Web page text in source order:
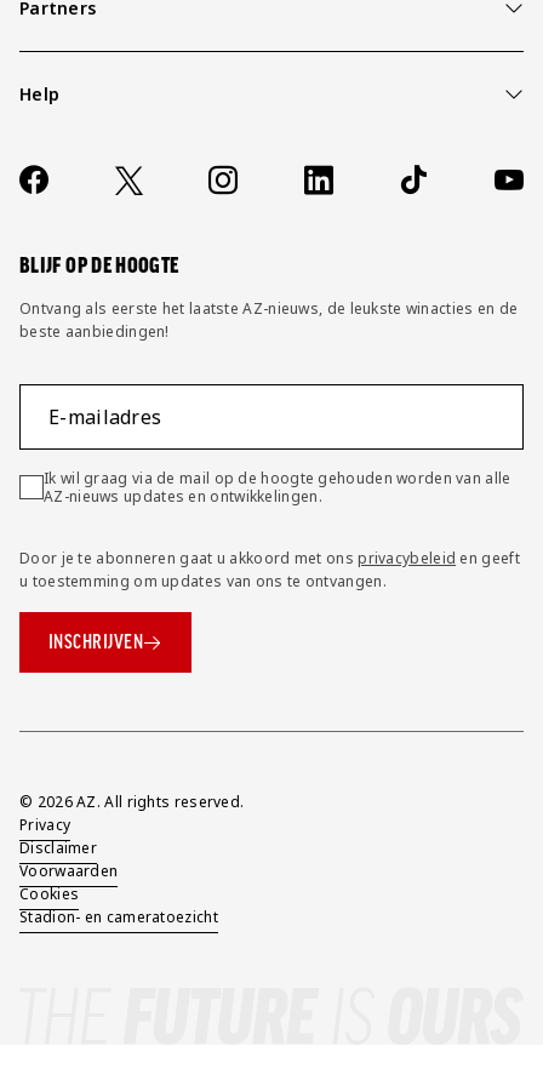
Partners
Help
Contact
FAQ
Socials
https://www.facebook.com/AZAlkmaar
X Instagram LinkedIn TikTok
BLIJF OP DE HOOGTE
Ontvang als eerste het laatste AZ-nieuws, de leukste winacties en de
beste aanbiedingen!
E-mailadres
Ik wil graag via de mail op de hoogte gehouden worden van alle
AZ-nieuws updates en ontwikkelingen.
Door je te abonneren gaat u akkoord met onsprivacybeleid en geeft
u toestemming om updates van ons te ontvangen.
INSCHRIJVEN
Overig
© 2026 AZ. All rights reserved.
Privacy
Disclaimer
Voorwaarden
Cookies
Stadion- en cameratoezicht